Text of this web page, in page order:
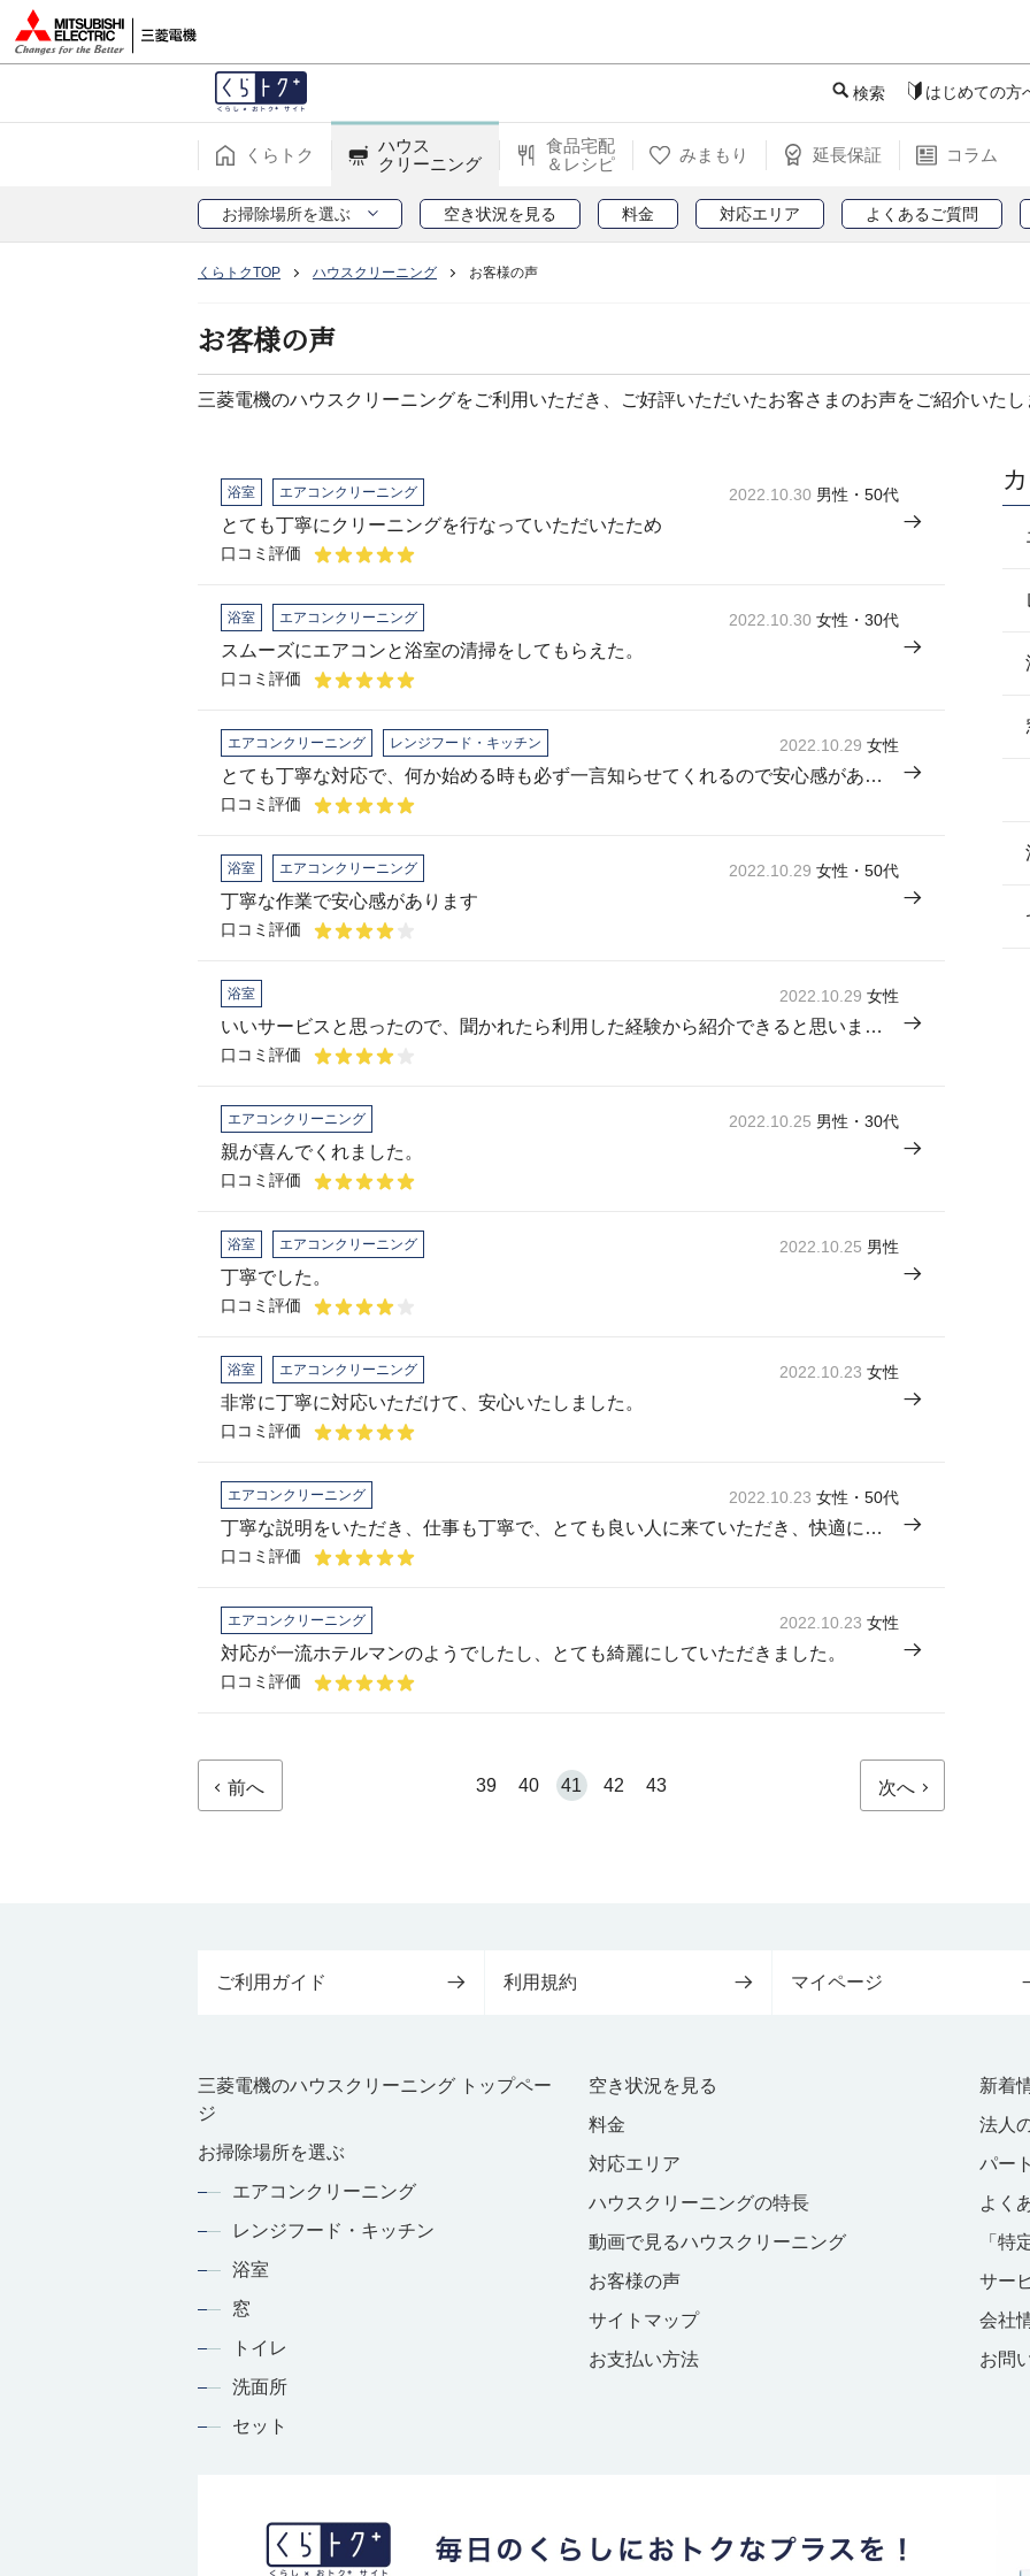
検索 はじめての方
くらトク
ハウス
クリーニング
食品宅配
＆レシピ
みまもり 延長保証 コラム
お掃除場所を選ぶ 空き状況を見る 料金 対応エリア よくあるご質問
くらトクTOP ハウスクリーニング お客様の声
お客様の声
三菱電機のハウスクリーニングをご利用いただき、ご好評いただいたお客さまのお声をご紹介いたし
浴室 エアコンクリーニング 2022.10.30 男性・50代
とても丁寧にクリーニングを行なっていただいたため
口コミ評価
浴室 エアコンクリーニング 2022.10.30 女性・30代
スムーズにエアコンと浴室の清掃をしてもらえた。
口コミ評価
エアコンクリーニング レンジフード・キッチン 2022.10.29 女性
とても丁寧な対応で、何か始める時も必ず一言知らせてくれるので安心感がありました。
口コミ評価
浴室 エアコンクリーニング 2022.10.29 女性・50代
丁寧な作業で安心感があります
口コミ評価
浴室 2022.10.29 女性
いいサービスと思ったので、聞かれたら利用した経験から紹介できると思いました。
口コミ評価
エアコンクリーニング 2022.10.25 男性・30代
親が喜んでくれました。
口コミ評価
浴室 エアコンクリーニング 2022.10.25 男性
丁寧でした。
口コミ評価
浴室 エアコンクリーニング 2022.10.23 女性
非常に丁寧に対応いただけて、安心いたしました。
口コミ評価
エアコンクリーニング 2022.10.23 女性・50代
丁寧な説明をいただき、仕事も丁寧で、とても良い人に来ていただき、快適になったから。
口コミ評価
エアコンクリーニング 2022.10.23 女性
対応が一流ホテルマンのようでしたし、とても綺麗にしていただきました。
口コミ評価
前へ 39 40 41 42 43 次へ
ご利用ガイド 利用規約 マイページ
三菱電機のハウスクリーニング トップペー
ジ
お掃除場所を選ぶ
エアコンクリーニング
レンジフード・キッチン
浴室
窓
トイレ
洗面所
セット
空き状況を見る
料金
対応エリア
ハウスクリーニングの特長
動画で見るハウスクリーニング
お客様の声
サイトマップ
お支払い方法
新着
法人
パー
よく
「特
サー
会社
お問